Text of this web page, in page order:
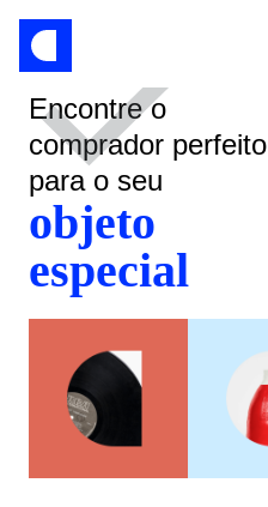
Encontre o
comprador perfeito
para o seu
objeto
especial